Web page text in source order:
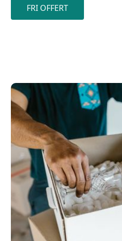
FRI OFFERT